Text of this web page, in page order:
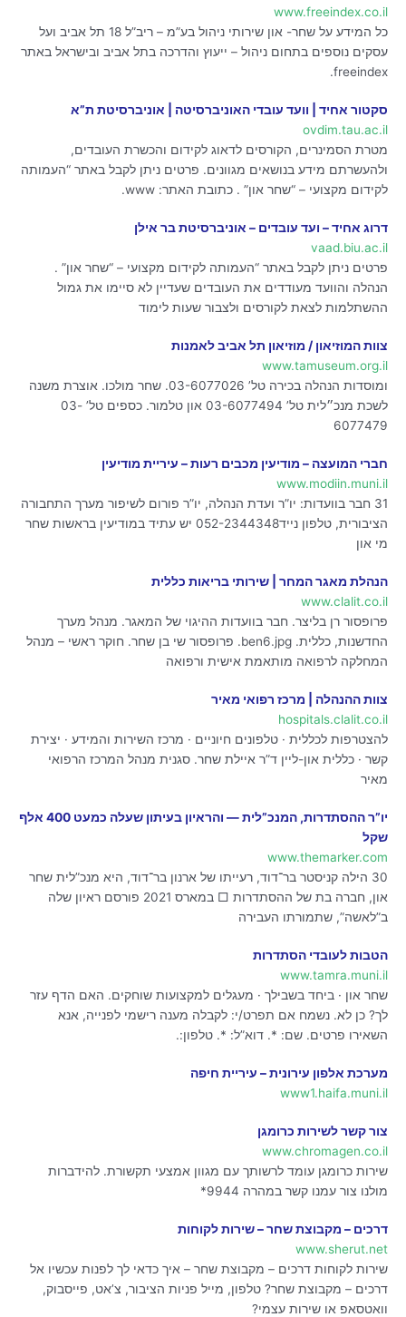
www.freeindex.co.il
כל המידע על שחר- און שירותי ניהול בע”מ – ריב”ל 18 תל אביב ועל
עסקים נוספים בתחום ניהול – ייעוץ והדרכה בתל אביב ובישראל באתר
freeindex.
סקטור אחיד | וועד עובדי האוניברסיטה | אוניברסיטת ת”א
ovdim.tau.ac.il
מטרת הסמינרים, הקורסים לדאוג לקידום והכשרת העובדים,
ולהעשרתם מידע בנושאים מגוונים. פרטים ניתן לקבל באתר “העמותה
לקידום מקצועי – “שחר און” . כתובת האתר: www.
דרוג אחיד – ועד עובדים – אוניברסיטת בר אילן
vaad.biu.ac.il
פרטים ניתן לקבל באתר “העמותה לקידום מקצועי – “שחר און” .
הנהלה והוועד מעודדים את העובדים שעדיין לא סיימו את גמול
ההשתלמות לצאת לקורסים ולצבור שעות לימוד
צוות המוזיאון / מוזיאון תל אביב לאמנות
www.tamuseum.org.il
ומוסדות הנהלה בכירה טל’ 03-6077026. שחר מולכו. אוצרת משנה
לשכת מנכ״לית טל’ 03-6077494 און טלמור. כספים טל’ 03-
6077479
חברי המועצה – מודיעין מכבים רעות – עיריית מודיעין
www.modiin.muni.il
31 חבר בוועדות: יו”ר ועדת הנהלה, יו”ר פורום לשיפור מערך התחבורה
הציבורית, טלפון נייד052-2344348 יש עתיד במודיעין בראשות שחר
מי און
הנהלת מאגר המחר | שירותי בריאות כללית
www.clalit.co.il
פרופסור רן בליצר. חבר בוועדות ההיגוי של המאגר. מנהל מערך
החדשנות, כללית. ben6.jpg. פרופסור שי בן שחר. חוקר ראשי – מנהל
המחלקה לרפואה מותאמת אישית ורפואה
צוות ההנהלה | מרכז רפואי מאיר
hospitals.clalit.co.il
להצטרפות לכללית · טלפונים חיוניים · מרכז השירות והמידע · יצירת
קשר · כללית און-ליין ד”ר איילת שחר. סגנית מנהל המרכז הרפואי
מאיר
יו”ר ההסתדרות, המנכ”לית — והראיון בעיתון שעלה כמעט 400 אלף
שקל
www.themarker.com
30 הילה קניסטר בר־דוד, רעייתו של ארנון בר־דוד, היא מנכ”לית שחר
און, חברה בת של ההסתדרות □ במארס 2021 פורסם ראיון שלה
ב”לאשה”, שתמורתו העבירה
הטבות לעובדי הסתדרות
www.tamra.muni.il
שחר און · ביחד בשבילך · מעגלים למקצועות שוחקים. האם הדף עזר
לך? כן לא. נשמח אם תפרט/י: לקבלה מענה רישמי לפנייה, אנא
השאירו פרטים. שם: *. דוא”ל: *. טלפון:.
מערכת אלפון עירונית – עיריית חיפה
www1.haifa.muni.il
צור קשר לשירות כרומגן
www.chromagen.co.il
שירות כרומגן עומד לרשותך עם מגוון אמצעי תקשורת. להידברות
מולנו צור עמנו קשר במהרה 9944*
דרכים – מקבוצת שחר – שירות לקוחות
www.sherut.net
שירות לקוחות דרכים – מקבוצת שחר – איך כדאי לך לפנות עכשיו אל
דרכים – מקבוצת שחר? טלפון, מייל פניות הציבור, צ’אט, פייסבוק,
וואטסאפ או שירות עצמי?